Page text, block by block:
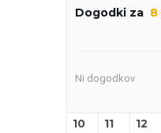
Dogodki za 8
Ni dogodkov
10 11 12